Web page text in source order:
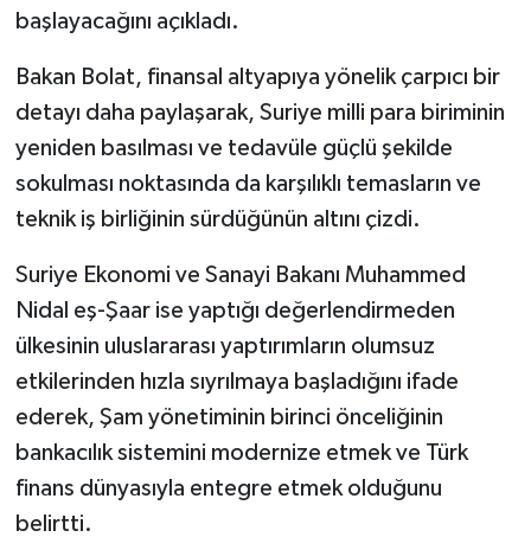
başlayacağını açıkladı.
Bakan Bolat, finansal altyapıya yönelik çarpıcı bir
detayı daha paylaşarak, Suriye milli para biriminin
yeniden basılması ve tedavüle güçlü şekilde
sokulması noktasında da karşılıklı temasların ve
teknik iş birliğinin sürdüğünün altını çizdi.
Suriye Ekonomi ve Sanayi Bakanı Muhammed
Nidal eş-Şaar ise yaptığı değerlendirmeden
ülkesinin uluslararası yaptırımların olumsuz
etkilerinden hızla sıyrılmaya başladığını ifade
ederek, Şam yönetiminin birinci önceliğinin
bankacılık sistemini modernize etmek ve Türk
finans dünyasıyla entegre etmek olduğunu
belirtti.